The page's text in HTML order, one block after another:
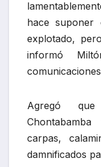
hace
explotado,
informó
Agregó
carpas,
damnificados